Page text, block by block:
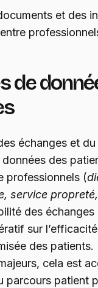
et des
de
échanges et
des
professionnels (
service
des échanges
sur
des patients.
cela est
parcours patient